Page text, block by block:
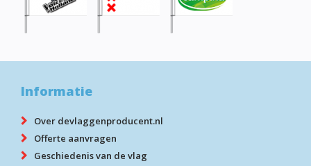
Informatie
Over devlaggenproducent.nl
Offerte aanvragen
Geschiedenis van de vlag